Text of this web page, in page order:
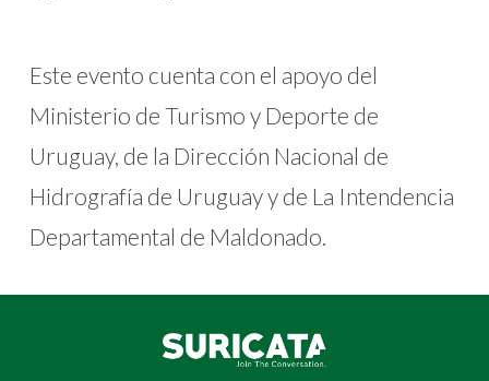
Este evento cuenta con el apoyo del
Ministerio de Turismo y Deporte de
Uruguay, de la Dirección Nacional de
Hidrografía de Uruguay y de La Intendencia
Departamental de Maldonado.